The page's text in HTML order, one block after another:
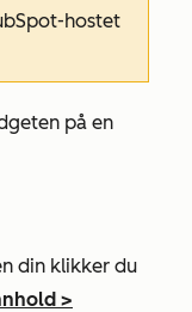
hostet
på en
din klikker du
>